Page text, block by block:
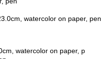
watercolor on paper, pen